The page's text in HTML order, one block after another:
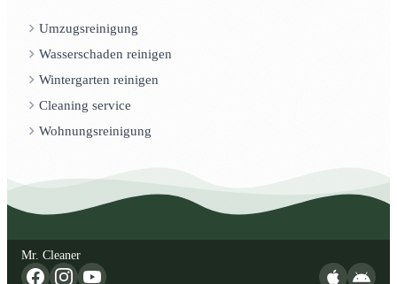
Umzugsreinigung
Wasserschaden reinigen
Wintergarten reinigen
Cleaning service
Wohnungsreinigung
Mr. Cleaner